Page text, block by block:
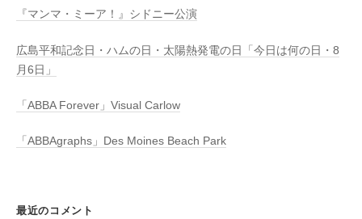
『マンマ・ミーア！』シドニー公演
広島平和記念日・ハムの日・太陽熱発電の日「今日は何の日・8
月6日」
「ABBA Forever」Visual Carlow
「ABBAgraphs」Des Moines Beach Park
最近のコメント